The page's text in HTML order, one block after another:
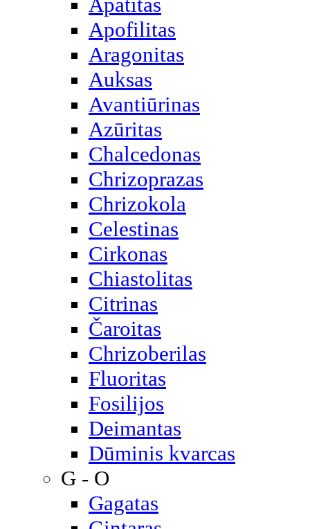
Apofilitas
Aragonitas
Auksas
Avantiūrinas
Azūritas
Chalcedonas
Chrizoprazas
Chrizokola
Celestinas
Cirkonas
Chiastolitas
Citrinas
Čaroitas
Chrizoberilas
Fluoritas
Fosilijos
Deimantas
Dūminis kvarcas
G - O
Gagatas